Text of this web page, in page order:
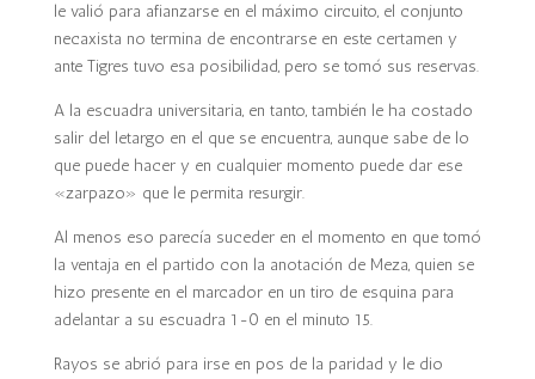
le valió para afianzarse en el máximo circuito, el conjunto
necaxista no termina de encontrarse en este certamen y
ante Tigres tuvo esa posibilidad, pero se tomó sus reservas.
A la escuadra universitaria, en tanto, también le ha costado
salir del letargo en el que se encuentra, aunque sabe de lo
que puede hacer y en cualquier momento puede dar ese
«zarpazo» que le permita resurgir.
Al menos eso parecía suceder en el momento en que tomó
la ventaja en el partido con la anotación de Meza, quien se
hizo presente en el marcador en un tiro de esquina para
adelantar a su escuadra 1-0 en el minuto 15.
Rayos se abrió para irse en pos de la paridad y le dio